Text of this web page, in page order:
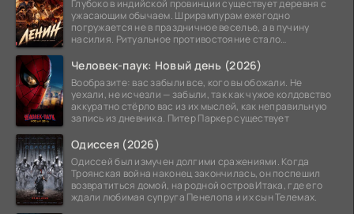
Глубоко в индийской провинции существует деревня с
ужасающим обычаем. Шрирампурам ежегодно
погружается не в праздничное веселье, а в пучину
насилия. Ритуальное противостояние стало
Человек-паук: Новый день (2026)
Вообразите: вас забыли все, кого вы обожали. Не
уехали, не исчезли — забыли, так как чужое колдовство
аккуратно стёрло вас из их мыслей, как неправильную
запись из дневника. Питер Паркер существует
Одиссея (2026)
Одиссей был измучен долгими сражениями. Когда
Троянская война наконец закончилась, он поспешил
возвратиться домой, на родной остров Итака, где его
ждали любимая супруга Пенелопа и их сын Телемах.